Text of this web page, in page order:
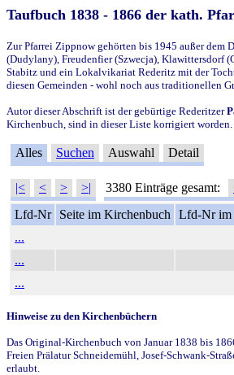
Taufbuch 1838 - 1866 der kath.
Zur Pfarrei Zippnow gehörten bis 1945 außer dem
(Dudylany), Freudenfier (Szwecja), Klawittersdorf
Stabitz und ein Lokalvikariat Rederitz mit der
diesen Gemeinden - wohl noch aus traditionellen
Autor dieser Abschrift ist der gebürtige Rederitzer
Kirchenbuch, sind in dieser Liste korrigiert
Alles Suchen Auswahl Detail
|< < > >| 3380 Einträge gesamt:
Lfd-Nr
Seite im Kirchenbuch Lfd-Nr im
...
...
...
Hinweise zu den Kirchenbüchern
Das Original-Kirchenbuch von Januar 1838 bis
Freien Prälatur Schneidemühl, Josef-Schwank-
erlaubt.